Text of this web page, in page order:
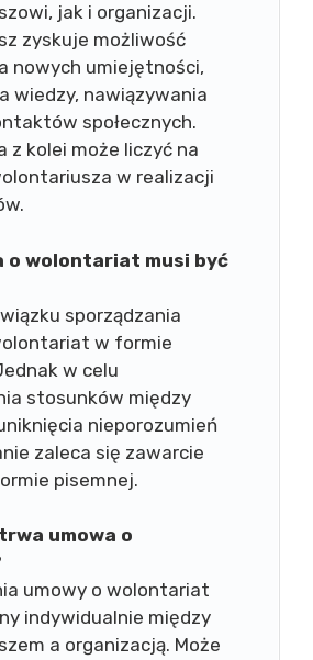
jak i organizacji.
zyskuje możliwość
nowych umiejętności,
wiedzy, nawiązywania
społecznych.
z kolei może liczyć na
w realizacji
o wolontariat musi być
sporządzania
w formie
w celu
stosunków między
nieporozumień
zaleca się zawarcie
pisemnej.
umowa o
umowy o wolontariat
indywidualnie między
a organizacją. Może